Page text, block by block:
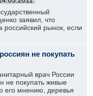
заявил, что
российский рынок, если
не покупать
врач России
не покупать живые
его мнению, деревья